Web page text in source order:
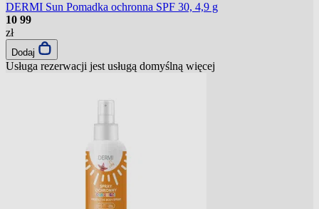
DERMI Sun Pomadka ochronna SPF 30, 4,9 g
10 99
zł
Dodaj
Usługa rezerwacji jest usługą domyślną więcej